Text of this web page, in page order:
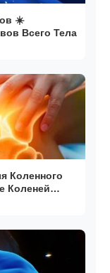
☀️
Всего Тела
Коленного
Коленей